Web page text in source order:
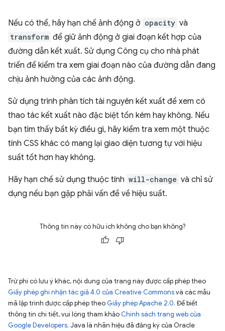
Nếu có thể, hãy hạn chế ảnh động ở opacity và
transform để giữ ảnh động ở giai đoạn kết hợp của
đường dẫn kết xuất. Sử dụng Công cụ cho nhà phát
triển để kiểm tra xem giai đoạn nào của đường dẫn đang
chịu ảnh hưởng của các ảnh động.
Sử dụng trình phân tích tài nguyên kết xuất để xem có
thao tác kết xuất nào đặc biệt tốn kém hay không. Nếu
bạn tìm thấy bất kỳ điều gì, hãy kiểm tra xem một thuộc
tính CSS khác có mang lại giao diện tương tự với hiệu
suất tốt hơn hay không.
Hãy hạn chế sử dụng thuộc tính will-change và chỉ sử
dụng nếu bạn gặp phải vấn đề về hiệu suất.
Thông tin này có hữu ích không cho bạn không?
Trừ phi có lưu ý khác, nội dung của trang này được cấp phép theo
Giấy phép ghi nhận tác giả 4.0 của Creative Commonsvà các mẫu
mã lập trình được cấp phép theo Giấy phép Apache 2.0. Để biết
thông tin chi tiết, vui lòng tham khảo Chính sách trang web của
Google Developers. Java là nhãn hiệu đã đăng ký của Oracle